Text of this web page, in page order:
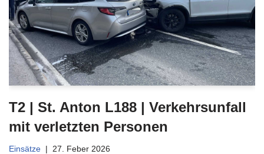
T2 | St. Anton L188 | Verkehrsunfall
mit verletzten Personen
Einsätze 27. Feber 2026